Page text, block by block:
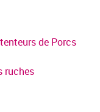
de Porcs
ruches